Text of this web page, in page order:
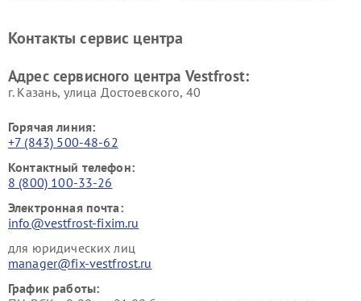
Vestfrost
Контакты сервис центра
Адрес сервисного центра Vestfrost:
г. Казань, улица Достоевского, 40
Горячая линия:
+7 (843) 500-48-62
Контактный телефон:
8 (800) 100-33-26
Электронная почта:
info@vestfrost-fixim.ru
для юридических лиц
manager@fix-vestfrost.ru
График работы: